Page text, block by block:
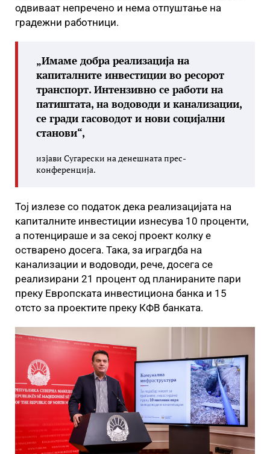
одвиваат непречено и нема отпуштање на
градежни работници.
„Имаме добра реализација на
капиталните инвестиции во ресорот
транспорт. Интензивно се работи на
патиштата, на водоводи и канализации,
се гради гасоводот и нови социјални
станови“,
изјави Сугарески на денешната прес-
конференција.
Тој излезе со податок дека реализацијата на
капиталните инвестиции изнесува 10 проценти,
а потенцираше и за секој проект колку е
остварено досега. Така, за играгдба на
канализации и водоводи, рече, досега се
реализирани 21 процент од планираните пари
преку Европската инвестициона банка и 15
отсто за проектите преку КФВ банката.